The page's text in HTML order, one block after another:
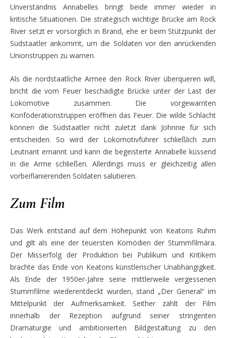
Unverständnis Annabelles bringt beide immer wieder in
kritische Situationen. Die strategisch wichtige Brücke am Rock
River setzt er vorsorglich in Brand, ehe er beim Stützpunkt der
Südstaatlerankommt, um die Soldaten vor den anrückenden
Unionstruppen zu warnen.
Als die nordstaatliche Armee den Rock River überqueren will,
bricht die vom Feuer beschädigte Brücke unter der Last der
Lokomotive zusammen. Die vorgewarnten
Konföderationstruppen eröffnen das Feuer. Die wilde Schlacht
können die Südstaatler nicht zuletzt dank Johnnie für sich
entscheiden. So wird der Lokomotivführer schließlich zum
Leutnant ernannt und kann die begeisterte Annabelle küssend
in die Arme schließen. Allerdings muss er gleichzeitig allen
vorbeiflanierenden Soldaten salutieren.
Zum Film
Das Werk entstand auf dem Höhepunkt von Keatons Ruhm
und gilt als eine der teuersten Komödien der Stummfilmära.
Der Misserfolg der Produktion bei Publikum und Kritikern
brachte das Ende von Keatons künstlerischer Unabhängigkeit.
Als Ende der 1950er-Jahre seine mittlerweile vergessenen
Stummfilme wiederentdeckt wurden, stand „Der General“im
Mittelpunkt der Aufmerksamkeit. Seither zählt der Film
innerhalb der Rezeption aufgrund seiner stringenten
Dramaturgie und ambitionierten Bildgestaltung zu den